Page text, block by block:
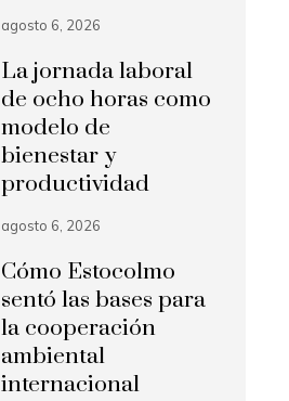
agosto 6, 2026
La jornada laboral
de ocho horas como
modelo de
bienestar y
productividad
agosto 6, 2026
Cómo Estocolmo
sentó las bases para
la cooperación
ambiental
internacional